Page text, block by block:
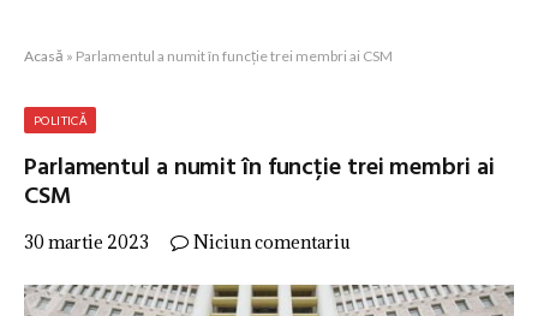
Acasă » Parlamentul a numit în funcție trei membri ai CSM
POLITICĂ
Parlamentul a numit în funcție trei membri ai
CSM
30 martie 2023 Niciun comentariu